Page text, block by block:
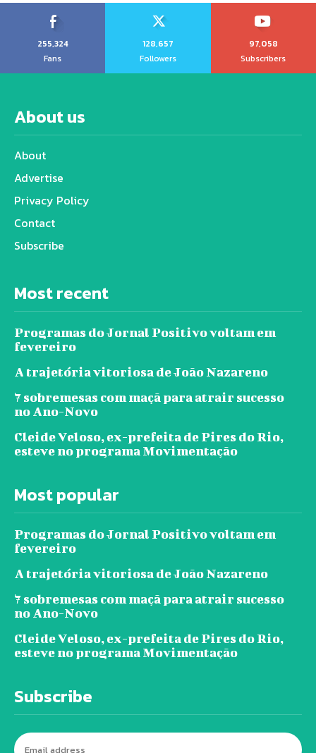
255,324
Fans
128,657
Followers
97,058
Subscribers
About us
About
Advertise
Privacy Policy
Contact
Subscribe
Most recent
Programas do Jornal Positivo voltam em
fevereiro
A trajetória vitoriosa de João Nazareno
7 sobremesas com maçã para atrair sucesso
no Ano-Novo
Cleide Veloso, ex-prefeita de Pires do Rio,
esteve no programa Movimentação
Most popular
Programas do Jornal Positivo voltam em
fevereiro
A trajetória vitoriosa de João Nazareno
7 sobremesas com maçã para atrair sucesso
no Ano-Novo
Cleide Veloso, ex-prefeita de Pires do Rio,
esteve no programa Movimentação
Subscribe